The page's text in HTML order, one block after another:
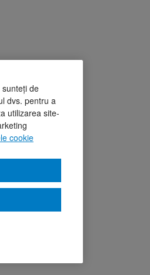
sunteți de
dvs. pentru a
utilizarea site-
cookie